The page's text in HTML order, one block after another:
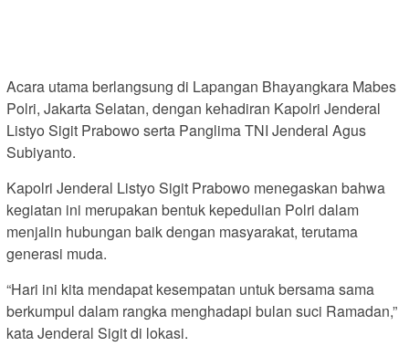
Acara utama berlangsung di Lapangan Bhayangkara Mabes
Polri, Jakarta Selatan, dengan kehadiran Kapolri Jenderal
Listyo Sigit Prabowo serta Panglima TNI Jenderal Agus
Subiyanto.
Kapolri Jenderal Listyo Sigit Prabowo menegaskan bahwa
kegiatan ini merupakan bentuk kepedulian Polri dalam
menjalin hubungan baik dengan masyarakat, terutama
generasi muda.
“Hari ini kita mendapat kesempatan untuk bersama sama
berkumpul dalam rangka menghadapi bulan suci Ramadan,”
kata Jenderal Sigit di lokasi.